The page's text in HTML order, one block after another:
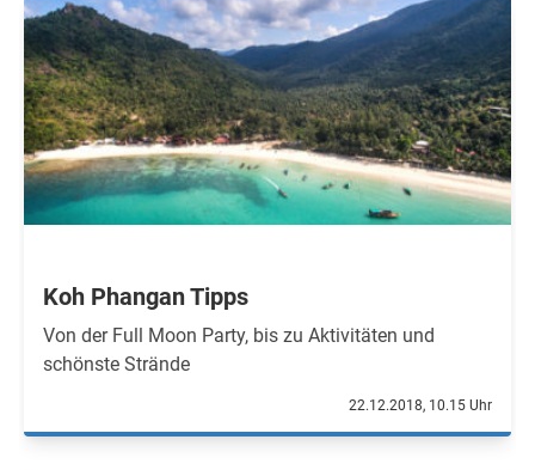
Koh Phangan Tipps
Von der Full Moon Party, bis zu Aktivitäten und
schönste Strände
22.12.2018, 10.15 Uhr